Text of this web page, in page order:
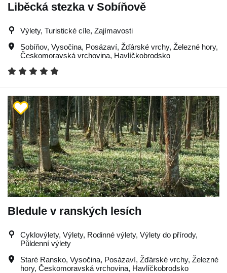
Liběcká stezka v Sobíňově
Výlety, Turistické cíle, Zajímavosti
Sobíňov, Vysočina, Posázaví, Žďárské vrchy, Železné hory,
Českomoravská vrchovina, Havlíčkobrodsko
Bledule v ranských lesích
Cyklovýlety, Výlety, Rodinné výlety, Výlety do přírody,
Půldenní výlety
Staré Ransko, Vysočina, Posázaví, Žďárské vrchy, Železné
hory, Českomoravská vrchovina, Havlíčkobrodsko